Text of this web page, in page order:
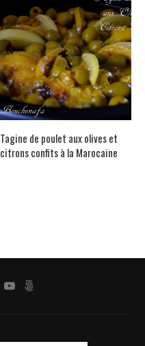
Tagine de poulet aux olives et
citrons confits à la Marocaine